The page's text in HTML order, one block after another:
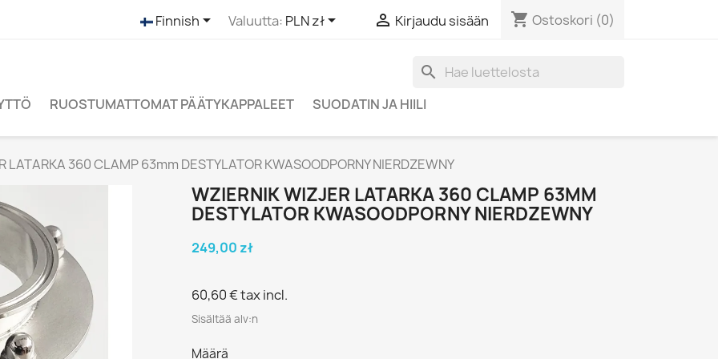
Finnish Valuutta: PLN zł  Kirjaudu sisään shopping_cart Ostoskori (0)
search
RUOSTUMATTOMAT PÄÄTYKAPPALEET SUODATIN JA HIILI
LATARKA 360 CLAMP 63mm DESTYLATOR KWASOODPORNY NIERDZEWNY
WZIERNIK WIZJER LATARKA 360 CLAMP 63MM
DESTYLATOR KWASOODPORNY NIERDZEWNY
249,00 zł
60,60 €tax incl.
Sisältää alv:n
Määrä